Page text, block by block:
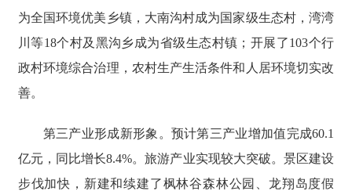
为全国环境优美乡镇，大南沟村成为国家级生态村，湾湾
川等18个村及黑沟乡成为省级生态村镇；开展了103个行
政村环境综合治理，农村生产生活条件和人居环境切实改
善。
第三产业形成新形象。预计第三产业增加值完成60.1
亿元，同比增长8.4%。旅游产业实现较大突破。景区建设
步伐加快，新建和续建了枫林谷森林公园、龙翔岛度假